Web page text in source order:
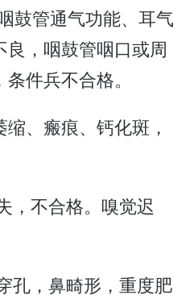
鼓管通气功能、耳气
，咽鼓管咽口或周
件兵不合格。
、瘢痕、钙化斑，
，不合格。嗅觉迟
孔，鼻畸形，重度肥